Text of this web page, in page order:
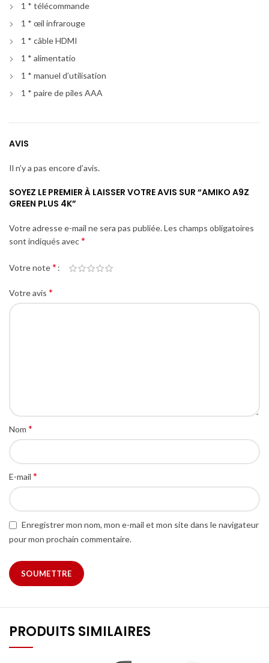
1 * télécommande
1 * œil infrarouge
1 * câble HDMI
1 * alimentatio
1 * manuel d’utilisation
1 * paire de piles AAA
AVIS
Il n’y a pas encore d’avis.
SOYEZ LE PREMIER À LAISSER VOTRE AVIS SUR “AMIKO A9Z
GREEN PLUS 4K”
Votre adresse e-mail ne sera pas publiée.Les champs obligatoires
sont indiqués avec*
Votre note*
Votre avis *
Nom *
E-mail *
Enregistrer mon nom, mon e-mail et mon site dans le navigateur
pour mon prochain commentaire.
PRODUITS SIMILAIRES